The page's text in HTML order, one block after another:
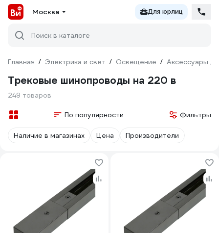
Москва Для юрлиц
Поиск в каталоге
Главная / Электрика и свет / Освещение / Аксессуары
Трековые шинопроводы на 220 в
249 товаров
По популярности Фильтры
Наличие в магазинах Цена Производители